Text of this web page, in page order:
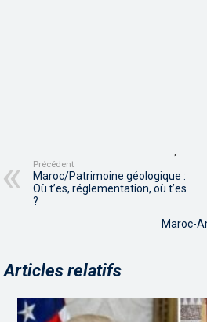
,
Précédent
Maroc/Patrimoine géologique :
Où t’es, réglementation, où t’es
?
Maroc-
Articles relatifs